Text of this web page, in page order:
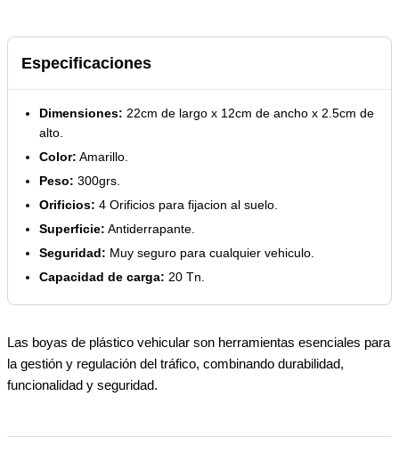
Especificaciones
Dimensiones: 22cm de largo x 12cm de ancho x 2.5cm de
alto.
Color: Amarillo.
Peso: 300grs.
Orificios: 4 Orificios para fijacion al suelo.
Superficie: Antiderrapante.
Seguridad: Muy seguro para cualquier vehiculo.
Capacidad de carga: 20 Tn.
Las boyas de plástico vehicular son herramientas esenciales para
la gestión y regulación del tráfico, combinando durabilidad,
funcionalidad y seguridad.